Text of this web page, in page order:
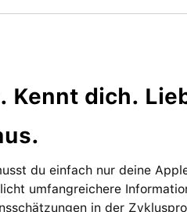
Kennt dich.
du einfach nur deine
umfangreichere
in der